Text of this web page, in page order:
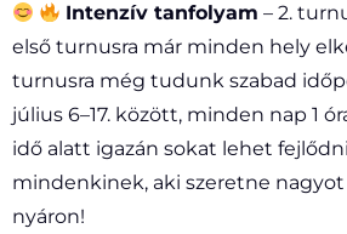
Intenzív tanfolyam – 2.
első turnusra már minden hely
turnusra még tudunk szabad
július 6–17. között, minden nap 1
idő alatt igazán sokat lehet
mindenkinek, aki szeretne nagyot
nyáron!